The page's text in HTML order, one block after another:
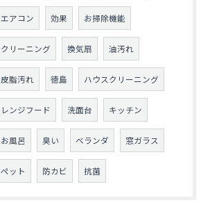
エアコン 効果 お掃除機能
クリーニング 換気扇 油汚れ
皮脂汚れ 徳島 ハウスクリーニング
レンジフード 洗面台 キッチン
お風呂 臭い ベランダ 窓ガラス
ペット 防カビ 抗菌